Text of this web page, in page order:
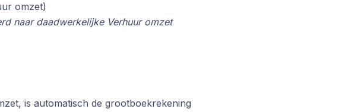
omzet)
naar daadwerkelijke Verhuur omzet
is automatisch de grootboekrekening